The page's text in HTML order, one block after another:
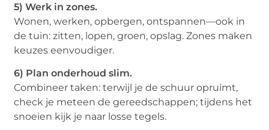
5) Werk in zones.
Wonen, werken, opbergen, ontspannen—ook in
de tuin: zitten, lopen, groen, opslag. Zones maken
keuzes eenvoudiger.
6) Plan onderhoud slim.
Combineer taken: terwijl je de schuur opruimt,
check je meteen de gereedschappen; tijdens het
snoeien kijk je naar losse tegels.